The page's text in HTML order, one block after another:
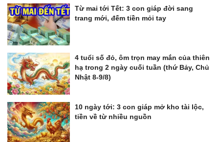
Từ mai tới Tết: 3 con giáp đời sang
trang mới, đếm tiền mỏi tay
4 tuổi số đỏ, ôm trọn may mắn của thiên
hạ trong 2 ngày cuối tuần (thứ Bảy, Chủ
Nhật 8-9/8)
10 ngày tới: 3 con giáp mở kho tài lộc,
tiền về từ nhiều nguồn